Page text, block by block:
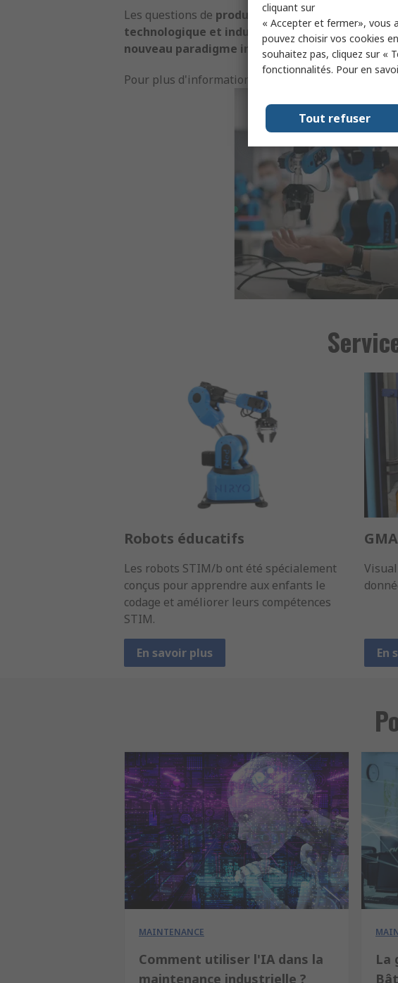
Les questions de productivité,d’efficacité
technologique et industriel résilientetdurable
nouveau paradigme industriel centré sur
Pour plus d'informations, rendez-vous sur
Robots éducatifs
Les robots STIM/b ont été spécialement
conçus pour apprendre aux enfants le
codage et améliorer leurs compétences
STIM.
En savoir plus En
MAINTENANCE
Comment utiliser l'IA dans la
maintenance industrielle ?
La
cliquant sur
« Accepter et fermer», vous
pouvez choisir vos cookies
souhaitez pas, cliquez sur «
fonctionnalités. Pour en
Tout refuser